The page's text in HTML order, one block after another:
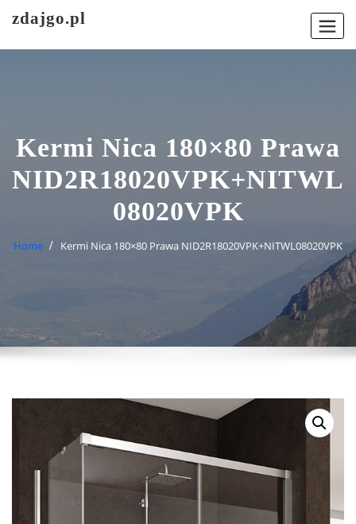
zdajgo.pl
Kermi Nica 180×80 Prawa
NID2R18020VPK+NITWL
08020VPK
Home Kermi Nica 180×80 Prawa NID2R18020VPK+NITWL08020VPK